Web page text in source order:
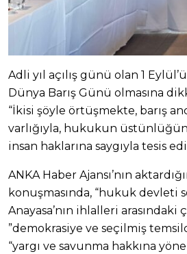
Adli yıl açılış günü olan 1
Dünya Barış Günü olmasına
“İkisi şöyle örtüşmekte, barış
varlığıyla, hukukun
insan haklarına saygıyla tesis
ANKA Haber Ajansı’nın
konuşmasında, “hukuk devleti
Anayasa’nın ihlalleri arasındaki
”demokrasiye ve seçilmiş
“yargı ve savunma hakkına